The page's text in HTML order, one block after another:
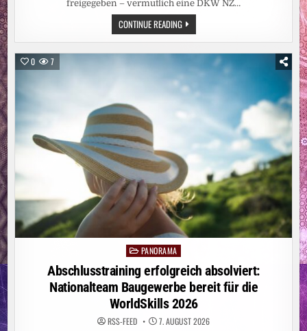
freigegeben – vermutlich eine DKW NZ…
CONTINUE READINGNIEDRIGWASSER
DER
DONAU
WEHRMACHTSSOLDATEN
UND
MOTORRAD
FREI
/
VOLKSBUND
EXHUMIERT
IM
FLUSSBETT
BUDAPEST
ZWEI
TOTE
0 7
Posted
in
PANORAMA
Abschlusstraining erfolgreich absolviert:
Nationalteam Baugewerbe bereit für die
WorldSkills 2026
RSS-FEED 7. AUGUST 2026